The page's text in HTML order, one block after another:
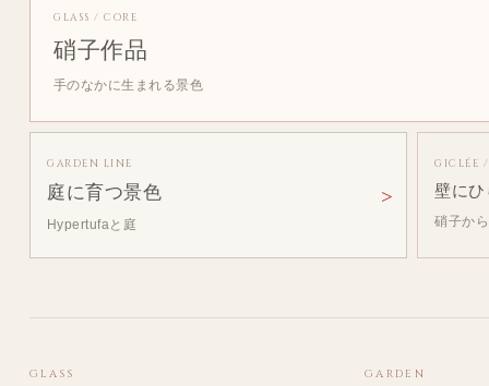
GLASS / CORE
硝子作品
手のなかに生まれる景色
GARDEN LINE
庭に育つ景色
Hypertufaと庭
GICLÉE /
壁にひ
硝子か
GLASS GARDEN